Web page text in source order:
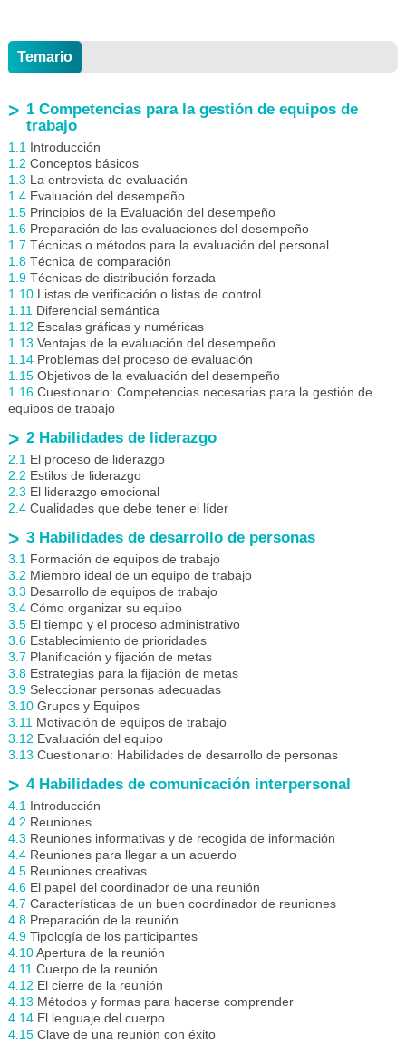
Temario
1 Competencias para la gestión de equipos de
trabajo
1.1 Introducción
1.2 Conceptos básicos
1.3 La entrevista de evaluación
1.4Evaluación del desempeño
1.5Principios de la Evaluación del desempeño
1.6Preparación de las evaluaciones del desempeño
1.7 Técnicas o métodos para la evaluación del personal
1.8Técnica de comparación
1.9Técnicas de distribución forzada
1.10Listas de verificación o listas de control
1.11 Diferencial semántica
1.12 Escalas gráficas y numéricas
1.13 Ventajas de la evaluación del desempeño
1.14Problemas del proceso de evaluación
1.15Objetivos de la evaluación del desempeño
1.16Cuestionario: Competencias necesarias para la gestión de
equipos de trabajo
2 Habilidades de liderazgo
2.1 El proceso de liderazgo
2.2 Estilos de liderazgo
2.3 El liderazgo emocional
2.4Cualidades que debe tener el líder
3 Habilidades de desarrollo de personas
3.1 Formación de equipos de trabajo
3.2 Miembro ideal de un equipo de trabajo
3.3 Desarrollo de equipos de trabajo
3.4Cómo organizar su equipo
3.5El tiempo y el proceso administrativo
3.6Establecimiento de prioridades
3.7 Planificación y fijación de metas
3.8Estrategias para la fijación de metas
3.9Seleccionar personas adecuadas
3.10Grupos y Equipos
3.11 Motivación de equipos de trabajo
3.12 Evaluación del equipo
3.13 Cuestionario: Habilidades de desarrollo de personas
4 Habilidades de comunicación interpersonal
4.1 Introducción
4.2 Reuniones
4.3 Reuniones informativas y de recogida de información
4.4Reuniones para llegar a un acuerdo
4.5Reuniones creativas
4.6El papel del coordinador de una reunión
4.7 Características de un buen coordinador de reuniones
4.8Preparación de la reunión
4.9Tipología de los participantes
4.10Apertura de la reunión
4.11 Cuerpo de la reunión
4.12 El cierre de la reunión
4.13 Métodos y formas para hacerse comprender
4.14El lenguaje del cuerpo
4.15Clave de una reunión con éxito